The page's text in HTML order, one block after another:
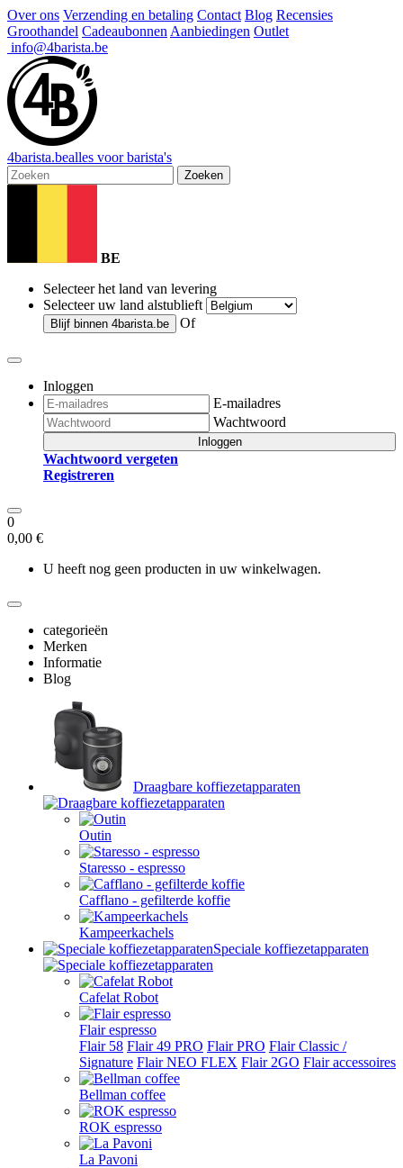
Over ons Verzending en betaling Contact Blog Recensies
Groothandel Cadeaubonnen Aanbiedingen Outlet
info@4barista.be
4barista.bealles voor barista's
Zoeken
BE
Selecteer het land van levering
Selecteer uw land alstublieft
Blijf binnen 4barista.be Of
Inloggen
E-mailadres
Wachtwoord
Inloggen
Wachtwoord vergeten
Registreren
0
0,00 €
U heeft nog geen producten in uw winkelwagen.
categorieën
Merken
Informatie
Blog
Draagbare koffiezetapparaten
Outin
Staresso - espresso
Cafflano - gefilterde koffie
Kampeerkachels
Speciale koffiezetapparaten
Cafelat Robot
Flair espresso
Flair 58 Flair 49 PRO Flair PRO Flair Classic /
Signature Flair NEO FLEX Flair 2GO Flair accessoires
Bellman coffee
ROK espresso
La Pavoni